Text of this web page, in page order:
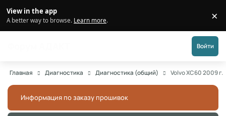
View in the app
A better way to browse. Learn more. ×
Войти
Главная Диагностика Диагностика (общий) Volvo XC60 2009 г.
Информация по заказу прошивок